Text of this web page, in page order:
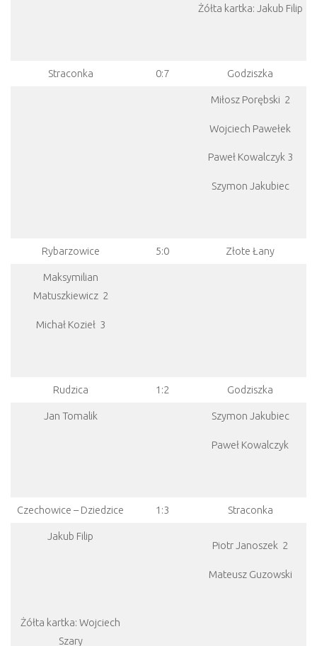
Żółta kartka: Jakub Filip
Straconka 0:7 Godziszka
Miłosz Porębski 2
Wojciech Pawełek
Paweł Kowalczyk 3
Szymon Jakubiec
Rybarzowice 5:0 Złote Łany
Maksymilian
Matuszkiewicz 2
Michał Kozieł 3
Rudzica 1:2 Godziszka
Jan Tomalik Szymon Jakubiec
Paweł Kowalczyk
Czechowice – Dziedzice 1:3 Straconka
Jakub Filip
Żółta kartka: Wojciech
Szary
Piotr Janoszek 2
Mateusz Guzowski